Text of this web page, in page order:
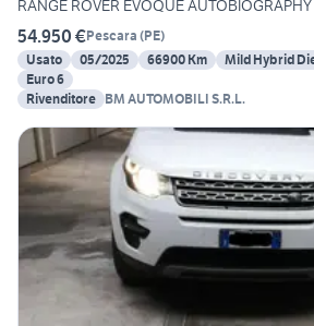
RANGE ROVER EVOQUE
54.950 €Pescara (PE)
Usato
05/2025 66900 Km Mild Hybrid
Euro 6
Rivenditore BM AUTOMOBILI S.R.L.